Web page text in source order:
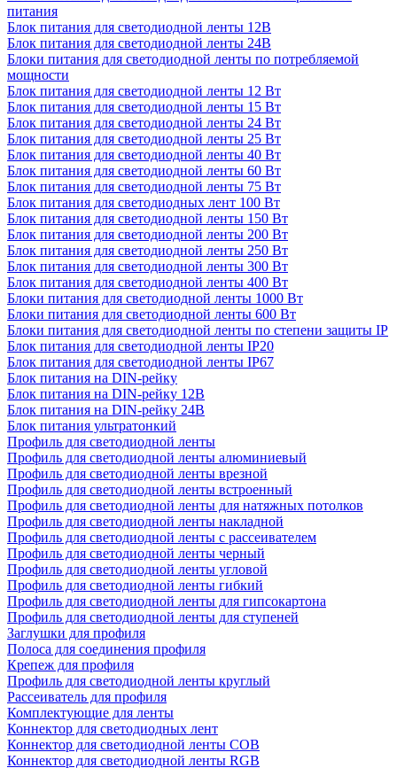
питания
Блок питания для светодиодной ленты 12В
Блок питания для светодиодной ленты 24В
Блоки питания для светодиодной ленты по потребляемой
мощности
Блок питания для светодиодной ленты 12 Вт
Блок питания для светодиодной ленты 15 Вт
Блок питания для светодиодной ленты 24 Вт
Блок питания для светодиодной ленты 25 Вт
Блок питания для светодиодной ленты 40 Вт
Блок питания для светодиодной ленты 60 Вт
Блок питания для светодиодной ленты 75 Вт
Блок питания для светодиодных лент 100 Вт
Блок питания для светодиодной ленты 150 Вт
Блок питания для светодиодной ленты 200 Вт
Блок питания для светодиодной ленты 250 Вт
Блок питания для светодиодной ленты 300 Вт
Блок питания для светодиодной ленты 400 Вт
Блоки питания для светодиодной ленты 1000 Вт
Блоки питания для светодиодной ленты 600 Вт
Блоки питания для светодиодной ленты по степени защиты IP
Блок питания для светодиодной ленты IP20
Блок питания для светодиодной ленты IP67
Блок питания на DIN-рейку
Блок питания на DIN-рейку 12В
Блок питания на DIN-рейку 24В
Блок питания ультратонкий
Профиль для светодиодной ленты
Профиль для светодиодной ленты алюминиевый
Профиль для светодиодной ленты врезной
Профиль для светодиодной ленты встроенный
Профиль для светодиодной ленты для натяжных потолков
Профиль для светодиодной ленты накладной
Профиль для светодиодной ленты с рассеивателем
Профиль для светодиодной ленты черный
Профиль для светодиодной ленты угловой
Профиль для светодиодной ленты гибкий
Профиль для светодиодной ленты для гипсокартона
Профиль для светодиодной ленты для ступеней
Заглушки для профиля
Полоса для соединения профиля
Крепеж для профиля
Профиль для светодиодной ленты круглый
Рассеиватель для профиля
Комплектующие для ленты
Коннектор для светодиодных лент
Коннектор для светодиодной ленты COB
Коннектор для светодиодной ленты RGB